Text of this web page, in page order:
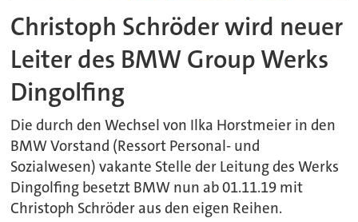
Christoph Schröder wird neuer
Leiter des BMW Group Werks
Dingolfing
Die durch den Wechsel von Ilka Horstmeier in den
BMW Vorstand (Ressort Personal- und
Sozialwesen) vakante Stelle der Leitung des Werks
Dingolfing besetzt BMW nun ab 01.11.19 mit
Christoph Schröder aus den eigen Reihen.